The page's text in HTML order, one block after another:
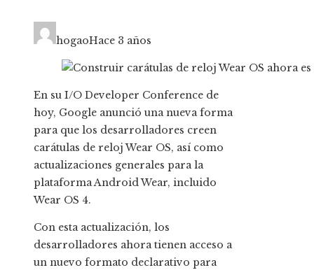
hogaoHace 3 años
En su I/O Developer Conference de
hoy, Google anunció una nueva forma
para que los desarrolladores creen
carátulas de reloj Wear OS, así como
actualizaciones generales para la
plataforma Android Wear, incluido
Wear OS 4.
Con esta actualización, los
desarrolladores ahora tienen acceso a
un nuevo formato declarativo para